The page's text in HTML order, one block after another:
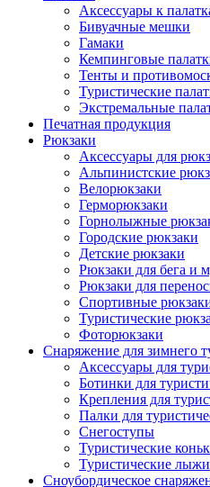
Аксессуары к
Бивуачные мешки
Гамаки
Кемпинговые
Тенты и
Туристические
Экстремальные
Печатная продукция
Рюкзаки
Аксессуары для
Альпинистские
Велорюкзаки
Герморюкзаки
Горнолыжные
Городские рюкзаки
Детские рюкзаки
Рюкзаки для бега и
Рюкзаки для
Спортивные
Туристические
Фоторюкзаки
Снаряжение для зимнего
Аксессуары для
Ботинки для
Крепления для
Палки для
Снегоступы
Туристические
Туристические лыжи
Сноубордическое